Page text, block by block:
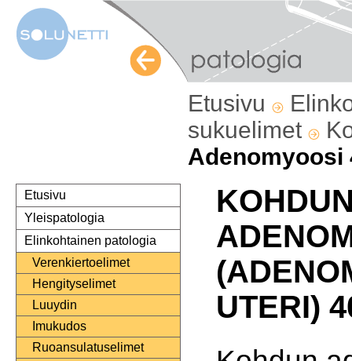
Etusivu
sukuelimet
Adenomyoosi
Etusivu
Yleispatologia
Elinkohtainen patologia
Verenkiertoelimet
Hengityselimet
Luuydin
Imukudos
Ruoansulatuselimet
UTERI)